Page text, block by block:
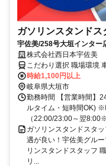
ガソリンスタンドス
宇佐美/258号大垣インター
株式会社西日本宇佐美
こだわり選択 職場環境
時給1,100円以上
岐阜県大垣市
勤務時間 【営業時間】
ルタイム・短時間OK)
（22:00/23:00～翌
ガソリンスタンドスタ
遇が良い！宇佐美グル
リンスタンドスタッフ
リ...